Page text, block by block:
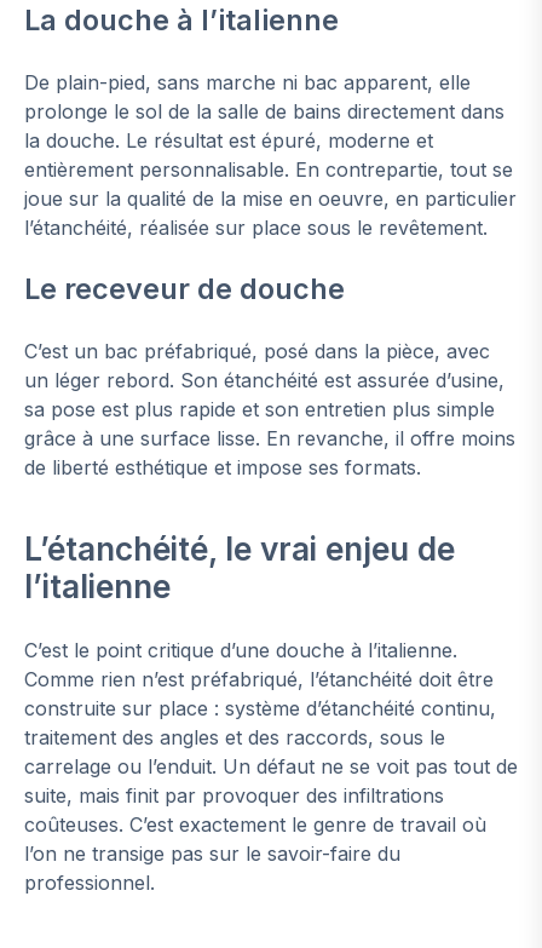
La douche à l’italienne
De plain-pied, sans marche ni bac apparent, elle
prolonge le sol de la salle de bains directement dans
la douche. Le résultat est épuré, moderne et
entièrement personnalisable. En contrepartie, tout se
joue sur la qualité de la mise en oeuvre, en particulier
l’étanchéité, réalisée sur place sous le revêtement.
Le receveur de douche
C’est un bac préfabriqué, posé dans la pièce, avec
un léger rebord. Son étanchéité est assurée d’usine,
sa pose est plus rapide et son entretien plus simple
grâce à une surface lisse. En revanche, il offre moins
de liberté esthétique et impose ses formats.
L’étanchéité, le vrai enjeu de
l’italienne
C’est le point critique d’une douche à l’italienne.
Comme rien n’est préfabriqué, l’étanchéité doit être
construite sur place : système d’étanchéité continu,
traitement des angles et des raccords, sous le
carrelage ou l’enduit. Un défaut ne se voit pas tout de
suite, mais finit par provoquer des infiltrations
coûteuses. C’est exactement le genre de travail où
l’on ne transige pas sur le savoir-faire du
professionnel.